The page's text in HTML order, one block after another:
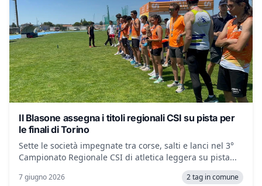
Il Blasone assegna i titoli regionali CSI su pista per
le finali di Torino
Sette le società impegnate tra corse, salti e lanci nel 3°
Campionato Regionale CSI di atletica leggera su pista...
7 giugno 2026 2 tag in comune